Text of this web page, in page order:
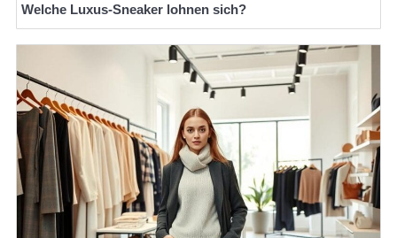
Welche Luxus-Sneaker lohnen sich?